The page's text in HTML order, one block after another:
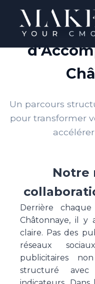
Notre
Un parcours
pour transformer
Notre
Derrière
Châtonnaye, il y
claire. Pas des
réseaux
publicitaires
structuré